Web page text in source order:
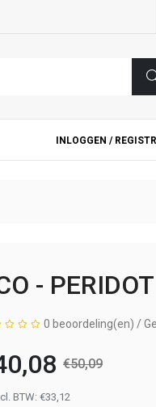
INLOGGEN /
-
0 beoordeling(en) /
€50,09
BTW: €33,12